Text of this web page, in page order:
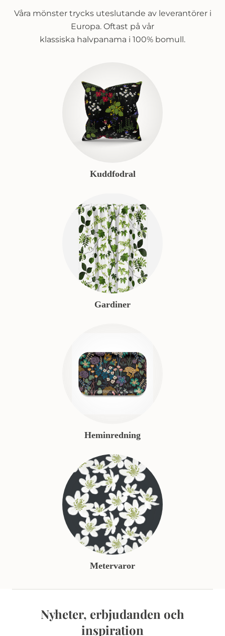
Våra mönster trycks uteslutande av leverantörer i
Europa. Oftast på vår
klassiska halvpanama i 100% bomull.
Kuddfodral
Gardiner
Heminredning
Metervaror
Nyheter, erbjudanden och
inspiration